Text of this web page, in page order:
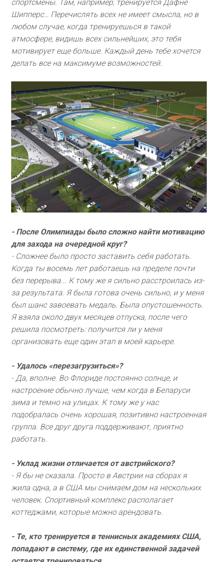
спортсмены. Там, например, тренируется Дафне
Шипперс… Перечислять всех не имеет смысла, но в
любом случае, когда тренируешься в такой
атмосфере, видишь всех сильнейших, это тебя
мотивирует еще больше. Каждый день тебе хочется
делать все на максимуме возможностей.
- После Олимпиады было сложно найти мотивацию
для захода на очередной круг?
- Сложнее было просто заставить себя работать.
Когда ты восемь лет работаешь на пределе почти
без перерыва... К тому же я сильно расстроилась из-
за результата. Я была готова очень сильно, и у меня
был шанс завоевать медаль. Была опустошенность.
Я взяла около двух месяцев отпуска, после чего
решила посмотреть: получится ли у меня
организовать еще один этап в моей карьере.
- Удалось «перезагрузиться»?
- Да, вполне. Во Флориде постоянно солнце, и
настроение обычно лучше, чем когда в Беларуси
зима и темно на улицах. К тому же у нас
подобралась очень хорошая, позитивно настроенная
группа. Все друг друга поддерживают, приятно
работать.
- Уклад жизни отличается от австрийского?
- Я бы не сказала. Просто в Австрии на сборах я
жила одна, а в США мы снимаем дом на нескольких
человек. Спортивный комплекс располагает
коттеджами, которые можно арендовать.
- Те, кто тренируется в теннисных академиях США,
попадают в систему, где их единственной задачей